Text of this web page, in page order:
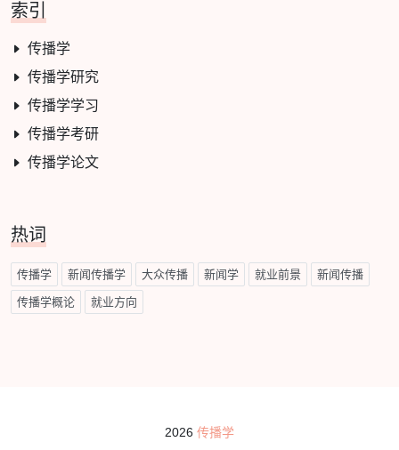
索引
传播学
传播学研究
传播学学习
传播学考研
传播学论文
热词
传播学 新闻传播学 大众传播 新闻学 就业前景 新闻传播
传播学概论 就业方向
2026 传播学